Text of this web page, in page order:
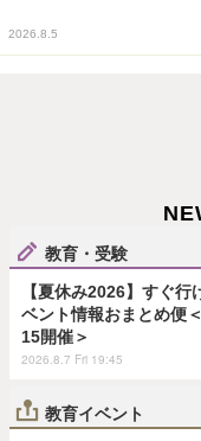
2026.8.5
教育・受験
【夏休み2026】すぐ行
ベント情報おまとめ便
15開催＞
2026.8.7 Fri 19:45
教育イベント